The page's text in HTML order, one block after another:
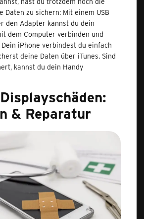
Daten zu sichern: Mit einem USB
den Adapter kannst du dein
dem Computer verbinden und
iPhone verbindest du einfach
deine Daten über iTunes. Sind
kannst du dein Handy
& Reparatur